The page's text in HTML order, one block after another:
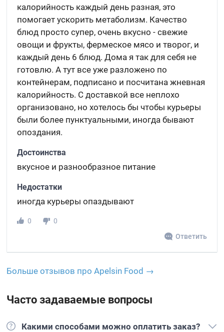
калорийность каждый день разная, это
помогает ускорить метаболизм. Качество
блюд просто супер, очень вкусно - свежие
овощи и фрукты, фермеское мясо и творог, и
каждый день 6 блюд. Дома я так для себя не
готовлю. А тут все уже разложено по
контейнерам, подписано и посчитана жневная
калорийность. С доставкой все неплохо
организовано, но хотелось бы чтобы курьеры
были более пунктуальными, иногда бывают
опоздания.
Достоинства
вкусное и разнообразное питание
Недостатки
иногда курьеры опаздывают
0
0
Ответить
Больше отзывов про Apelsin Food →
Часто задаваемые вопросы
Какими способами можно оплатить заказ?